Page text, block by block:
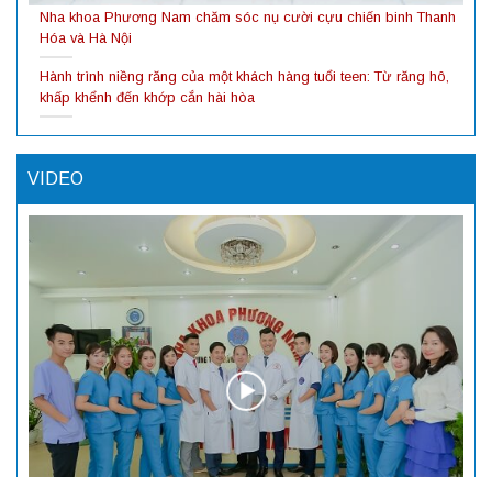
Nha khoa Phương Nam chăm sóc nụ cười cựu chiến binh Thanh
Hóa và Hà Nội
Hành trình niềng răng của một khách hàng tuổi teen: Từ răng hô,
khấp khểnh đến khớp cắn hài hòa
VIDEO